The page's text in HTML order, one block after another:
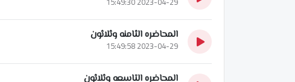
المحاضره الثامنه وثلاثون
2023-04-29 15:49:58
المحاضره التاسعه وثلاثون